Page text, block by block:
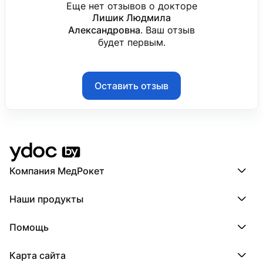
«Специальные методы диагностики
Еще нет отзывов о докторе
Лишик Людмила
Александровна. Ваш отзыв
будет первым.
Оставить отзыв
Компания МедРокет
О YDoc
Наши продукты
ПроТаблетки
МедТочка
Помощь
Регистрация врача
Карта сайта